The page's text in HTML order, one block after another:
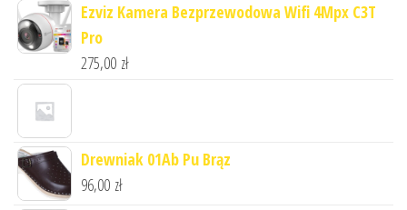
Ezviz Kamera Bezprzewodowa Wifi 4Mpx C3T
Pro
275,00 zł
Drewniak 01Ab Pu Brąz
96,00 zł